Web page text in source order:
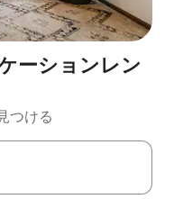
ーションレン
つける
印キーを使って移動するか